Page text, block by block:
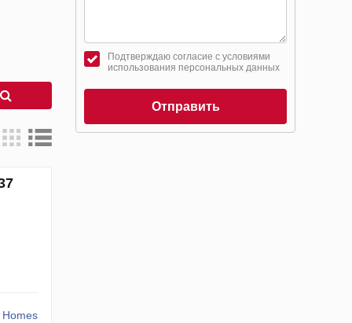
Homes
Подтверждаю согласие с условиями
использования персональных данных
Отправить